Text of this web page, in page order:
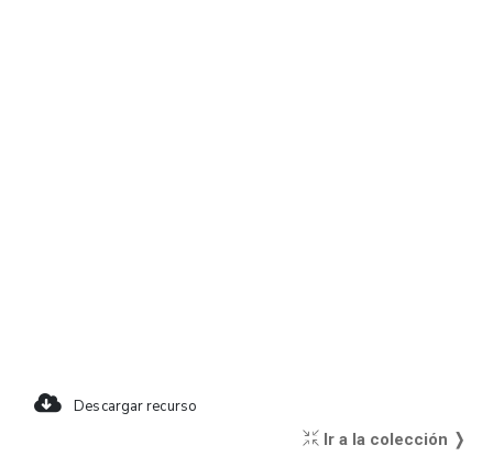
Descargar recurso
Ir a la colección ❭